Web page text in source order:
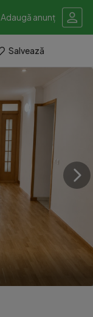
Adaugă anunț
Salvează